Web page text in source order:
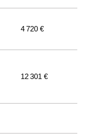
4 720 €
12 301 €